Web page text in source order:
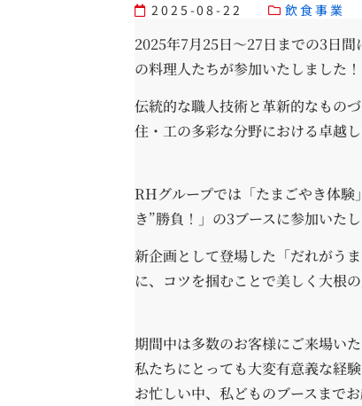
2025-08-22 飲食事業
2025年7月25日～27日までの3日
の料理人たちが参加いたしました！
伝統的な職人技術と革新的なもの
住・工の多彩な分野における卓越
RHグループでは「たまごやき体
き”勝負！」の3ブースに参加いたし
新企画として登場した「だれがう
に、コツを掴むことで美しく大根
期間中は多数のお客様にご来場い
私たちにとっても大変有意義な経験
お忙しい中、私どものブースまで